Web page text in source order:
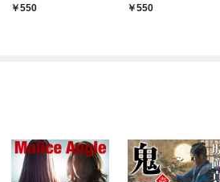
550 550